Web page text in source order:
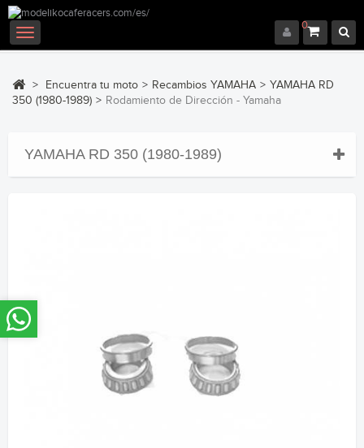
0
Navegación
Toggle
> Encuentra tu moto > Recambios YAMAHA > YAMAHA RD
350 (1980-1989) > Rodamiento de Dirección - Yamaha
YAMAHA RD 350 (1980-1989)